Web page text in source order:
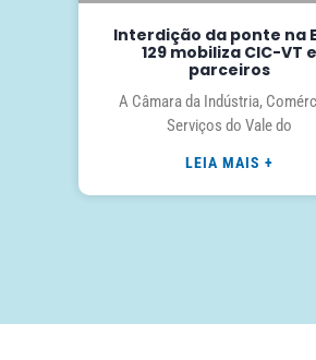
Interdição da ponte na
129 mobiliza CIC-VT e
parceiros
A Câmara da Indústria,
Serviços do Vale do
LEIA MAIS +